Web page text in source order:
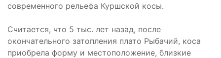
современного рельефа Куршской косы.
Считается, что 5 тыс. лет назад, после
окончательного затопления плато Рыбачий, коса
приобрела форму и местоположение, близкие